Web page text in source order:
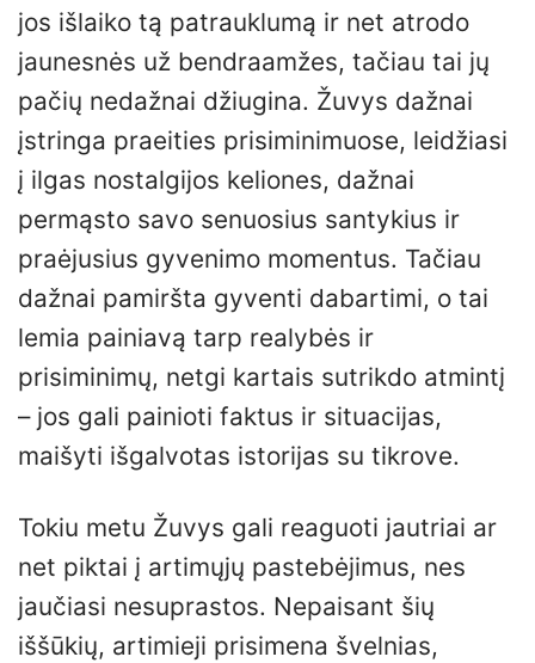
jos išlaiko tą patrauklumą ir net atrodo
jaunesnės už bendraamžes, tačiau tai jų
pačių nedažnai džiugina. Žuvys dažnai
įstringa praeities prisiminimuose, leidžiasi
į ilgas nostalgijos keliones, dažnai
permąsto savo senuosius santykius ir
praėjusius gyvenimo momentus. Tačiau
dažnai pamiršta gyventi dabartimi, o tai
lemia painiavą tarp realybės ir
prisiminimų, netgi kartais sutrikdo atmintį
– jos gali painioti faktus ir situacijas,
maišyti išgalvotas istorijas su tikrove.
Tokiu metu Žuvys gali reaguoti jautriai ar
net piktai į artimųjų pastebėjimus, nes
jaučiasi nesuprastos. Nepaisant šių
iššūkių, artimieji prisimena švelnias,